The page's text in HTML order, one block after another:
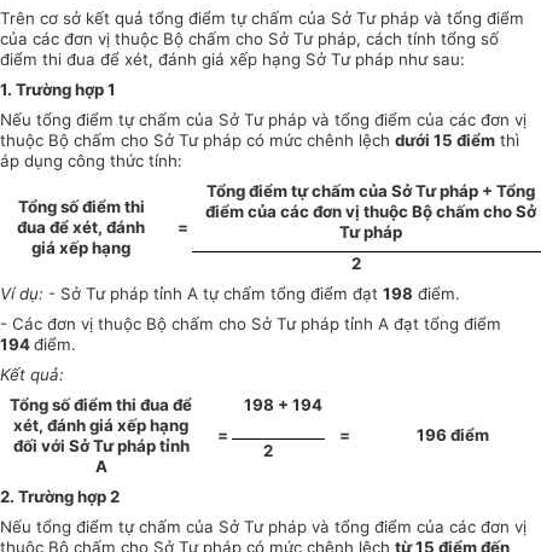
Trên cơ sở kết quả tổng điểm tự chấm của Sở Tư pháp và tổng điểm
của các đơn vị thuộc Bộ chấm cho Sở Tư pháp, cách tính tổng số
điểm thi đua để xét, đánh giá xếp hạng Sở Tư pháp như sau:
1. Trường hợp 1
Nếu tổng điểm tự chấm của Sở Tư pháp và tổng điểm của các đơn vị
thuộc Bộ chấm cho Sở Tư pháp có mức chênh lệch dưới 15 điểm thì
áp dụng công thức tính:
Tổng số điểm thi
đua để xét, đánh
giá xếp hạng
=
Tổng điểm tự chấm của Sở Tư pháp + Tổng
điểm của các đơn vị thuộc Bộ chấm cho Sở
Tư pháp
2
Ví dụ: - Sở Tư pháp tỉnh A tự chấm tổng điểm đạt 198 điểm.
- Các đơn vị thuộc Bộ chấm cho Sở Tư pháp tỉnh A đạt tổng điểm
194điểm.
Kết quả:
Tổng số điểm thi đua để
xét, đánh giá xếp hạng
đối với Sở Tư pháp tỉnh
A
=
198 + 194
=
196 điểm
2
2. Trường hợp 2
Nếu tổng điểm tự chấm của Sở Tư pháp và tổng điểm của các đơn vị
thuộc Bộ chấm cho Sở Tư pháp có mức chênh lệch từ 15 điểm đến